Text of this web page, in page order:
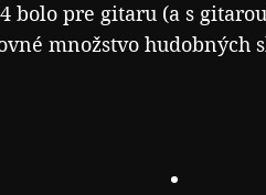
bolo pre gitaru (a s
množstvo hudobných